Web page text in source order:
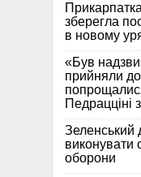
зберегла
в новому
«Був
прийняли
Педрацціні
Зеленський
виконувати
оборони